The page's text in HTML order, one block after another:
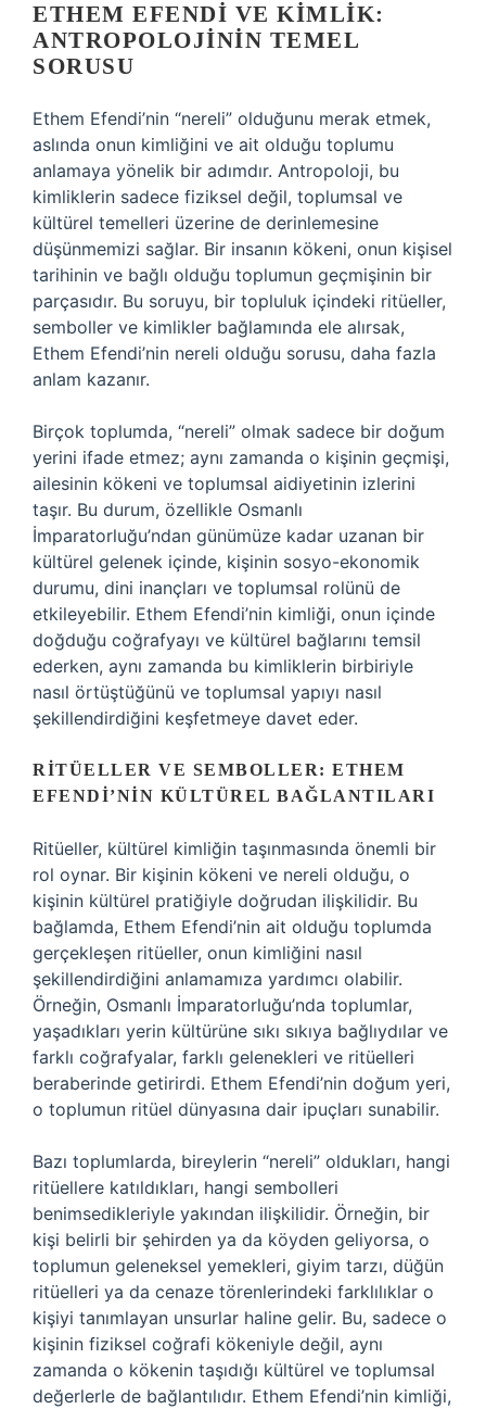
ETHEM EFENDI VE KIMLIK:
ANTROPOLOJININ TEMEL
SORUSU
Ethem Efendi’nin “nereli” olduğunu merak etmek,
aslında onun kimliğini ve ait olduğu toplumu
anlamaya yönelik bir adımdır. Antropoloji, bu
kimliklerin sadece fiziksel değil, toplumsal ve
kültürel temelleri üzerine de derinlemesine
düşünmemizi sağlar. Bir insanın kökeni, onun kişisel
tarihinin ve bağlı olduğu toplumun geçmişinin bir
parçasıdır. Bu soruyu, bir topluluk içindeki ritüeller,
semboller ve kimlikler bağlamında ele alırsak,
Ethem Efendi’nin nereli olduğu sorusu, daha fazla
anlam kazanır.
Birçok toplumda, “nereli” olmak sadece bir doğum
yerini ifade etmez; aynı zamanda o kişinin geçmişi,
ailesinin kökeni ve toplumsal aidiyetinin izlerini
taşır. Bu durum, özellikle Osmanlı
İmparatorluğu’ndan günümüze kadar uzanan bir
kültürel gelenek içinde, kişinin sosyo-ekonomik
durumu, dini inançları ve toplumsal rolünü de
etkileyebilir. Ethem Efendi’nin kimliği, onun içinde
doğduğu coğrafyayı ve kültürel bağlarını temsil
ederken, aynı zamanda bu kimliklerin birbiriyle
nasıl örtüştüğünü ve toplumsal yapıyı nasıl
şekillendirdiğini keşfetmeye davet eder.
RITÜELLER VE SEMBOLLER: ETHEM
EFENDI’NIN KÜLTÜREL BAĞLANTILARI
Ritüeller, kültürel kimliğin taşınmasında önemli bir
rol oynar. Bir kişinin kökeni ve nereli olduğu, o
kişinin kültürel pratiğiyle doğrudan ilişkilidir. Bu
bağlamda, Ethem Efendi’nin ait olduğu toplumda
gerçekleşen ritüeller, onun kimliğini nasıl
şekillendirdiğini anlamamıza yardımcı olabilir.
Örneğin, Osmanlı İmparatorluğu’nda toplumlar,
yaşadıkları yerin kültürüne sıkı sıkıya bağlıydılar ve
farklı coğrafyalar, farklı gelenekleri ve ritüelleri
beraberinde getirirdi. Ethem Efendi’nin doğum yeri,
o toplumun ritüel dünyasına dair ipuçları sunabilir.
Bazı toplumlarda, bireylerin “nereli” oldukları, hangi
ritüellere katıldıkları, hangi sembolleri
benimsedikleriyle yakından ilişkilidir. Örneğin, bir
kişi belirli bir şehirden ya da köyden geliyorsa, o
toplumun geleneksel yemekleri, giyim tarzı, düğün
ritüelleri ya da cenaze törenlerindeki farklılıklar o
kişiyi tanımlayan unsurlar haline gelir. Bu, sadece o
kişinin fiziksel coğrafi kökeniyle değil, aynı
zamanda o kökenin taşıdığı kültürel ve toplumsal
değerlerle de bağlantılıdır. Ethem Efendi’nin kimliği,